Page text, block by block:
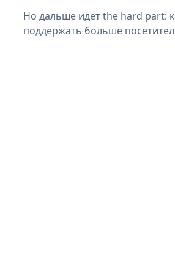
Но дальше идет the hard part:
поддержать больше